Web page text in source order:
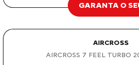
GARANTA O
AIRCROSS
AIRCROSS 7 FEEL TURBO